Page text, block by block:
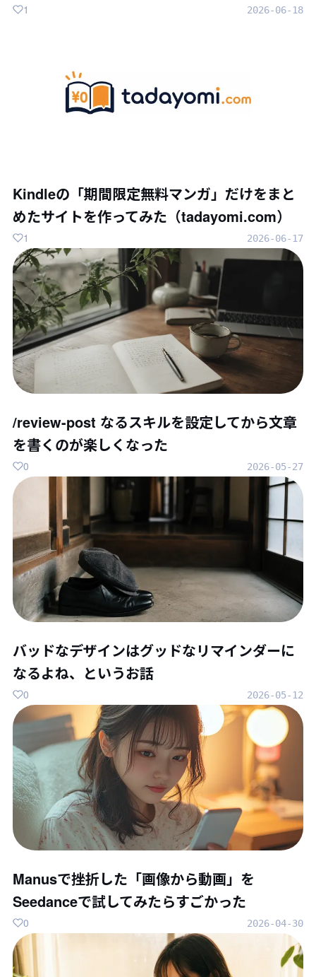
2026-06-18
1
Kindleの「期間限定無料マンガ」だけをまと
めたサイトを作ってみた（tadayomi.com）
2026-06-17
1
/review-post なるスキルを設定してから文章
を書くのが楽しくなった
2026-05-27
0
バッドなデザインはグッドなリマインダーに
なるよね、というお話
2026-05-12
0
Manusで挫折した「画像から動画」を
Seedanceで試してみたらすごかった
2026-04-30
0